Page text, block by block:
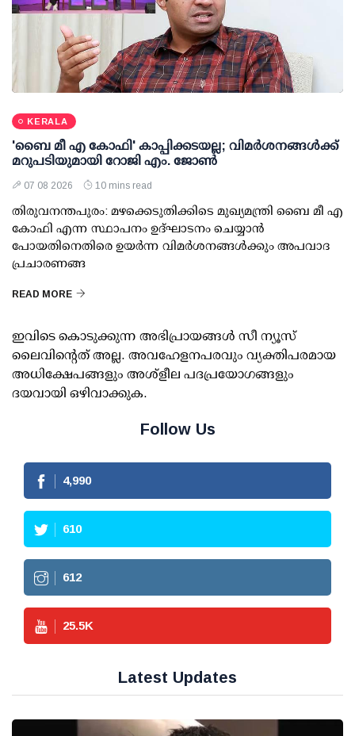
KERALA
'ബൈ മീ എ കോഫി' കാപ്പിക്കടയല്ല; വിമര്‍ശനങ്ങള്‍ക്ക്
മറുപടിയുമായി റോജി എം. ജോണ്‍
07 08 2026 10 mins read
തിരുവനന്തപുരം: മഴക്കെടുതിക്കിടെ മുഖ്യമന്ത്രി ബൈ മീ എ
കോഫി എന്ന സ്ഥാപനം ഉദ്ഘാടനം ചെയ്യാന്‍
പോയതിനെതിരെ ഉയര്‍ന്ന വിമര്‍ശനങ്ങള്‍ക്കും അപവാദ
പ്രചാരണങ്ങ
READ MORE
ഇവിടെ കൊടുക്കുന്ന അഭിപ്രായങ്ങള്‍ സീ ന്യൂസ്
ലൈവിന്റെത് അല്ല. അവഹേളനപരവും വ്യക്തിപരമായ
അധിക്ഷേപങ്ങളും അശ്‌ളീല പദപ്രയോഗങ്ങളും
ദയവായി ഒഴിവാക്കുക.
Follow Us
4,990
610
612
25.5K
Latest Updates